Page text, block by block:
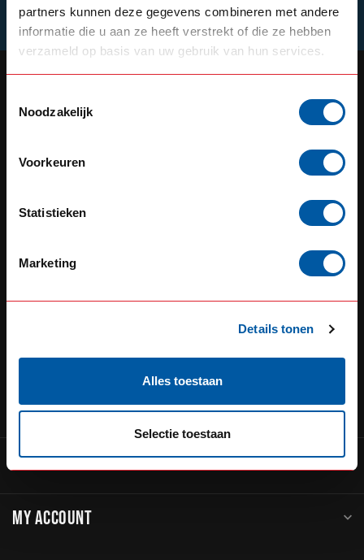
partners kunnen deze gegevens combineren met andere
informatie die u aan ze heeft verstrekt of die ze hebben
verzameld op basis van uw gebruik van hun services.
Noodzakelijk
Voorkeuren
Statistieken
Marketing
Details tonen
Alles toestaan
Selectie toestaan
Schrijf je in
OUR REPUTATION IS BUILT ON
SERVICE
3433KL Nieuwegein
+31 (0) 348 20 0002
+31 348234444
CATEGORIES
INFORMATION
MY ACCOUNT